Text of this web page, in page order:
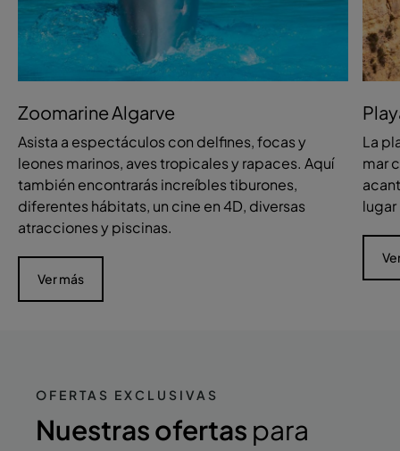
Zoomarine Algarve
Asista a espectáculos con delfines, focas y
leones marinos, aves tropicales y rapaces. Aquí
también encontrarás increíbles tiburones,
diferentes hábitats, un cine en 4D, diversas
atracciones y piscinas.
Ver más
La
mar
OFERTAS EXCLUSIVAS
Nuestras ofertas para